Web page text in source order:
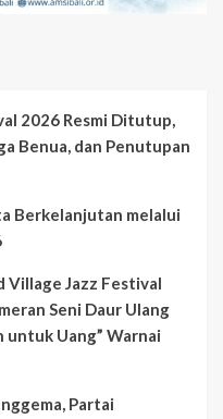
2026 Resmi Ditutup,
Benua, dan Penutupan
Berkelanjutan melalui
Village Jazz Festival
Seni Daur Ulang
untuk Uang” Warnai
Partai